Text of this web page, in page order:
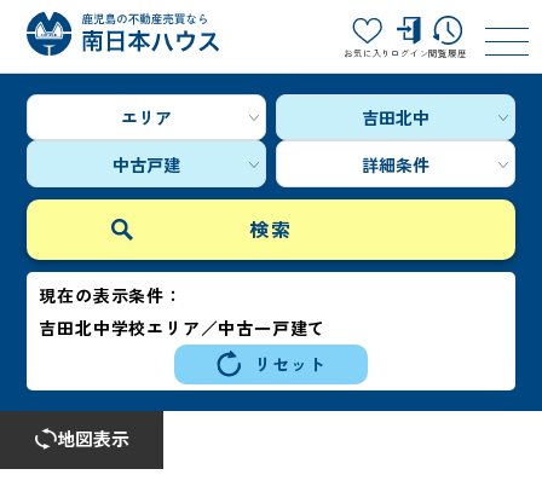
お気に入り ログイン閲覧履歴
エリア
吉田北中
中古戸建
詳細条件
現在の表示条件：
吉田北中学校エリア／中古一戸建て
リセット
地図表示